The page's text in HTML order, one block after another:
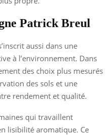
Patrick Breul
aussi dans une
à l’environnement. Dans
des choix plus mesurés
des sols et une
rendement et qualité.
qui travaillent
lisibilité aromatique. Ce